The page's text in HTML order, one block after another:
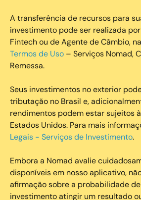
A transferência de recursos para
investimento pode ser realizada
Fintech ou de Agente de Câmbio,
Termos de Uso – Serviços Nomad,
Remessa.
Seus investimentos no exterior
tributação no Brasil e,
rendimentos podem estar sujeitos
Estados Unidos. Para mais
Legais - Serviços de Investimento.
Embora a Nomad avalie
disponíveis em nosso aplicativo,
afirmação sobre a probabilidade
investimento atingir um resultado